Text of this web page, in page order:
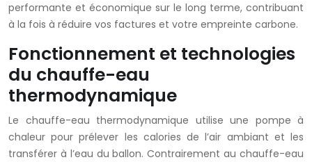
performante et économique sur le long terme, contribuant
à la fois à réduire vos factures et votre empreinte carbone.
Fonctionnement et technologies
du chauffe-eau
thermodynamique
Le chauffe-eau thermodynamique utilise une pompe à
chaleur pour prélever les calories de l’air ambiant et les
transférer à l’eau du ballon. Contrairement au chauffe-eau